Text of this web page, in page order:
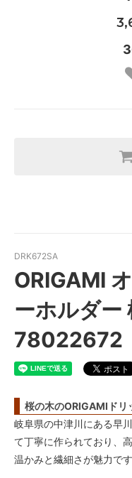
DRK672SA
ORIGAMI
ーホルダー
78022672
桜の木のORIGAMIドリ
岐阜県の中津川にある早
て丁寧に作られており、
温かみと繊細さが魅力です